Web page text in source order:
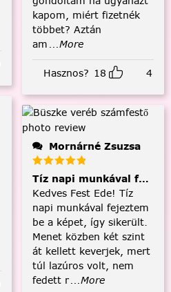
kapom, miért fizetnék
többet? Aztán
am ...More
Hasznos? 18 4
Mornárné Zsuzsa
Tíz napi munkával
Kedves Fest Ede! Tíz
napi munkával fejeztem
be a képet, így sikerült.
Menet közben két szint
át kellett keverjek, mert
túl lazúros volt, nem
fedett r...More